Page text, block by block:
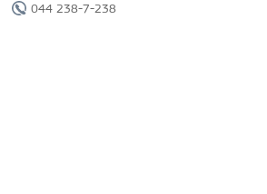
044 238-7-238